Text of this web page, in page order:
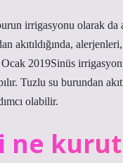
irrigasyonu olarak da
akıtıldığında,
2019Sinüs
Tuzlu su burundan
olabilir.
ne